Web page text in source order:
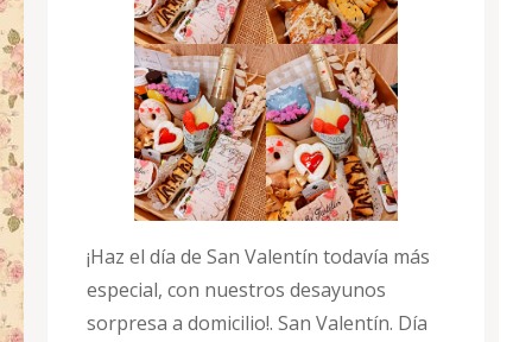
¡Haz el día de San Valentín todavía más
especial, con nuestros desayunos
sorpresa a domicilio!. San Valentín. Día